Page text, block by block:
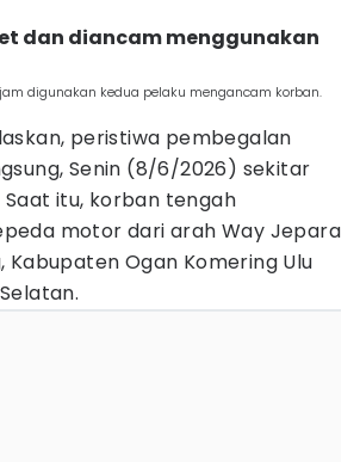
dan diancam menggunakan
digunakan kedua pelaku mengancam korban.
peristiwa pembegalan
Senin (8/6/2026) sekitar
Saat itu, korban tengah
motor dari arah Way Jepara
Kabupaten Ogan Komering Ulu